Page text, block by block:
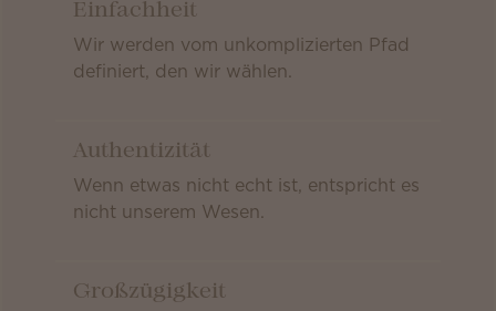
Einfachheit
Wir werden vom unkomplizierten Pfad
definiert, den wir wählen.
Authentizität
Wenn etwas nicht echt ist, entspricht es
nicht unserem Wesen.
Großzügigkeit